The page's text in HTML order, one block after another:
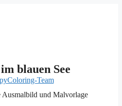
blauen See
Team